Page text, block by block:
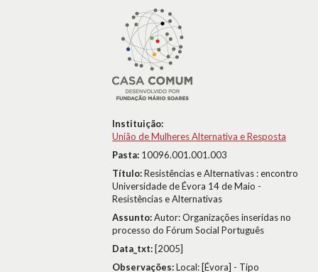
Instituição:
União de Mulheres Alternativa e Resposta
Pasta: 10096.001.001.003
Título:Resistências e Alternativas : encontro
Universidade de Évora 14 de Maio -
Resistências e Alternativas
Assunto:Autor: Organizações inseridas no
processo do Fórum Social Português
Data_txt: [2005]
Observações:Local: [Évora] - Tipo